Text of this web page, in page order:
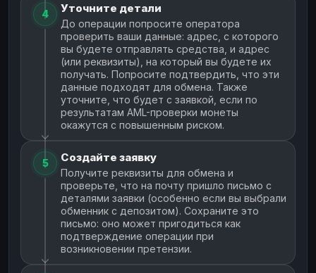
4 Уточните детали
До операции попросите оператора
проверить ваши данные: адрес, с которого
вы будете отправлять средства, и адрес
(или реквизиты), на который вы будете их
получать. Попросите подтвердить, что эти
данные подходят для обмена. Также
уточните, что будет с заявкой, если по
результатам AML-проверки монеты
окажутся с повышенным риском.
5 Создайте заявку
Получите реквизиты для обмена и
проверьте, что на почту пришло письмо с
деталями заявки (особенно если вы выбрали
обменник с депозитом). Сохраните это
письмо: оно может пригодиться как
подтверждение операции при
возникновении претензии.